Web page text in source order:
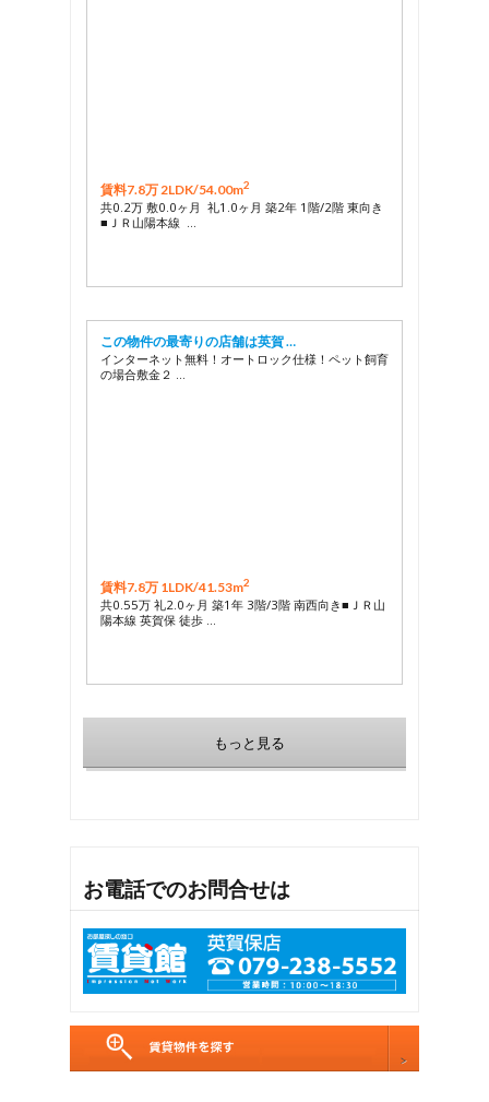
賃料7.8万 2LDK/54.00m2
共0.2万 敷0.0ヶ月 礼1.0ヶ月 築2年 1階/2階 東向き
■ＪＲ山陽本線 …
この物件の最寄りの店舗は英賀 …
インターネット無料！オートロック仕様！ペット飼育
の場合敷金２ …
賃料7.8万 1LDK/41.53m2
共0.55万 礼2.0ヶ月 築1年 3階/3階 南西向き■ＪＲ山
陽本線 英賀保 徒歩 …
もっと見る
お電話でのお問合せは